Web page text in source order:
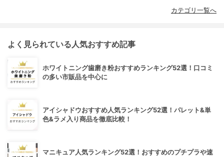
カテゴリ一覧へ
よく見られている人気おすすめ記事
ホワイトニング歯磨き粉おすすめランキング52選！口コミ
の多い市販品を中心に
アイシャドウおすすめ人気ランキング52選！パレット&単
色&ラメ入り商品を徹底比較！
マニキュア人気ランキング52選！おすすめのプチプラや速